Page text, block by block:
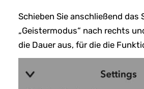
Schieben Sie anschließend das
„Geistermodus“ nach rechts
die Dauer aus, für die die